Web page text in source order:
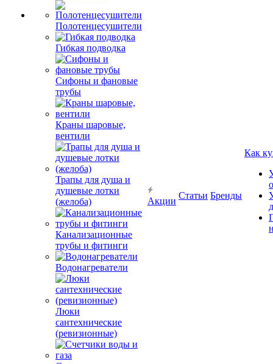
Полотенцесушители
Гибкая подводка
Сифоны и фановые
трубы
Краны шаровые,
вентили
Трапы для душа и
душевые лотки
(желоба)
Канализационные
трубы и фитинги
Водонагреватели
Люки
сантехнические
(ревизионные)
Акции
Статьи Бренды
Как